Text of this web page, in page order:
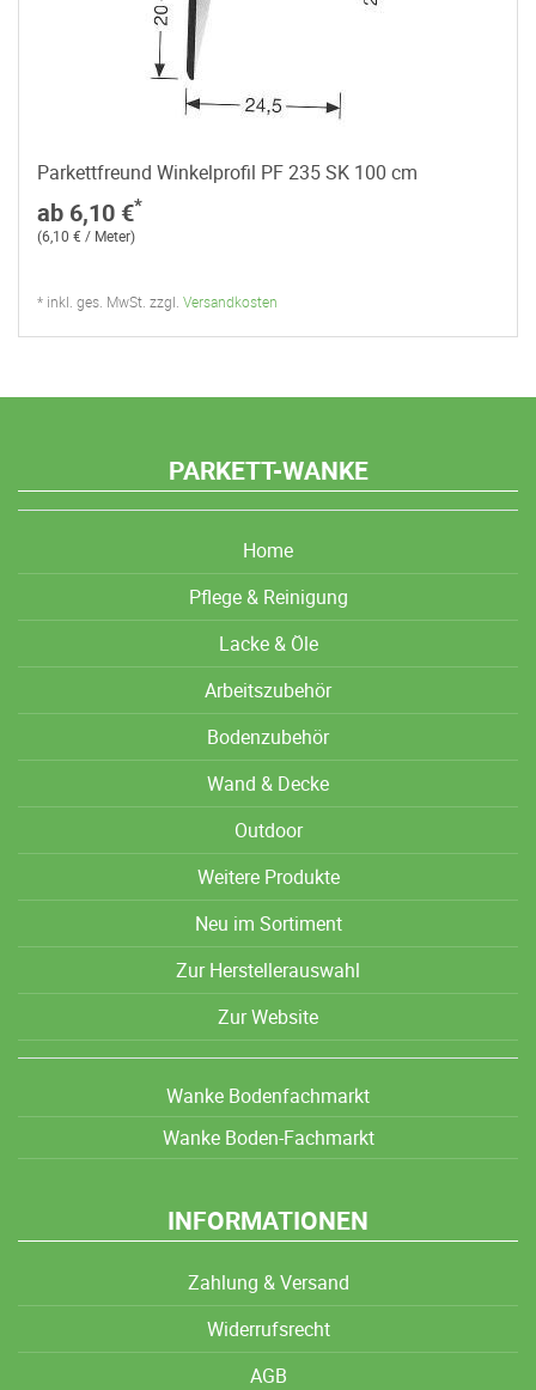
Parkettfreund Winkelprofil PF 235 SK 100 cm
ab 6,10 €*
(6,10 € / Meter)
* inkl. ges. MwSt. zzgl. Versandkosten
PARKETT-WANKE
Home
Pflege & Reinigung
Lacke & Öle
Arbeitszubehör
Bodenzubehör
Wand & Decke
Outdoor
Weitere Produkte
Neu im Sortiment
Zur Herstellerauswahl
Zur Website
Wanke Bodenfachmarkt
Wanke Boden-Fachmarkt
INFORMATIONEN
Zahlung & Versand
Widerrufsrecht
AGB